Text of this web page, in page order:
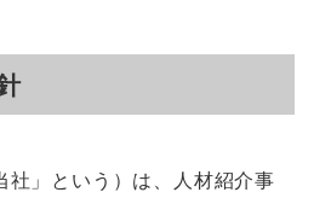
」という）は、人材紹介事